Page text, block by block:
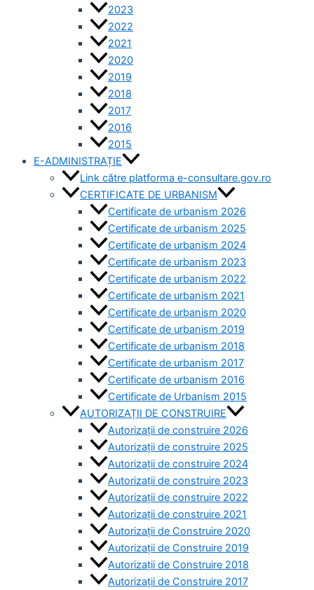
2023
2022
2021
2020
2019
2018
2017
2016
2015
E-ADMINISTRAȚIE
Link către platforma e-consultare.gov.ro
CERTIFICATE DE URBANISM
Certificate de urbanism 2026
Certificate de urbanism 2025
Certificate de urbanism 2024
Certificate de urbanism 2023
Certificate de urbanism 2022
Certificate de urbanism 2021
Certificate de urbanism 2020
Certificate de urbanism 2019
Certificate de urbanism 2018
Certificate de urbanism 2017
Certificate de urbanism 2016
Certificate de Urbanism 2015
AUTORIZAȚII DE CONSTRUIRE
Autorizații de construire 2026
Autorizații de construire 2025
Autorizații de construire 2024
Autorizații de construire 2023
Autorizații de construire 2022
Autorizații de construire 2021
Autorizații de Construire 2020
Autorizații de Construire 2019
Autorizaţii de Construire 2018
Autorizaţii de Construire 2017